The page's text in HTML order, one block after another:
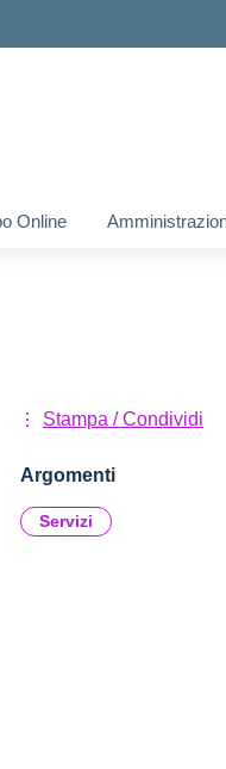
Online
Stampa / Condividi
Argomenti
Servizi